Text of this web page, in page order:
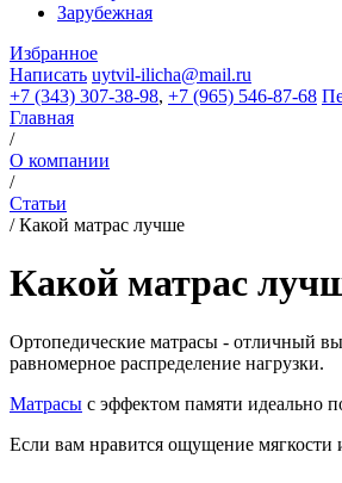
Зарубежная
Избранное
Написать uytvil-ilicha@mail.ru
+7 (343) 307-38-98, +7 (965) 546-87-68
Главная
/
О компании
/
Статьи
/Какой матрас лучше
Какой матрас
Ортопедические матрасы - отличный
равномерное распределение нагрузки.
Матрасы с эффектом памяти идеально
Если вам нравится ощущение мягкости